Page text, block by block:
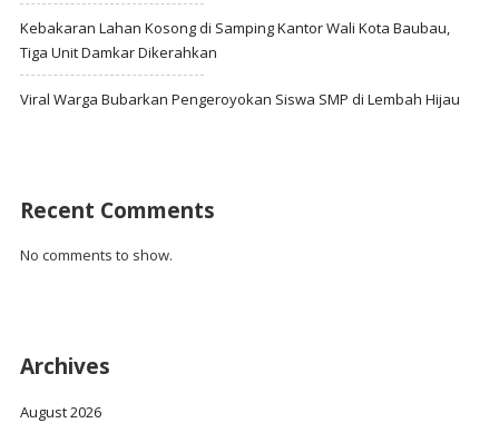
Kebakaran Lahan Kosong di Samping Kantor Wali Kota Baubau,
Tiga Unit Damkar Dikerahkan
Viral Warga Bubarkan Pengeroyokan Siswa SMP di Lembah Hijau
Recent Comments
No comments to show.
Archives
August 2026